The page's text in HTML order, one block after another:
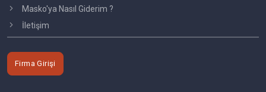
Masko'ya Nasıl Giderim ?
İletişim
Firma Girişi